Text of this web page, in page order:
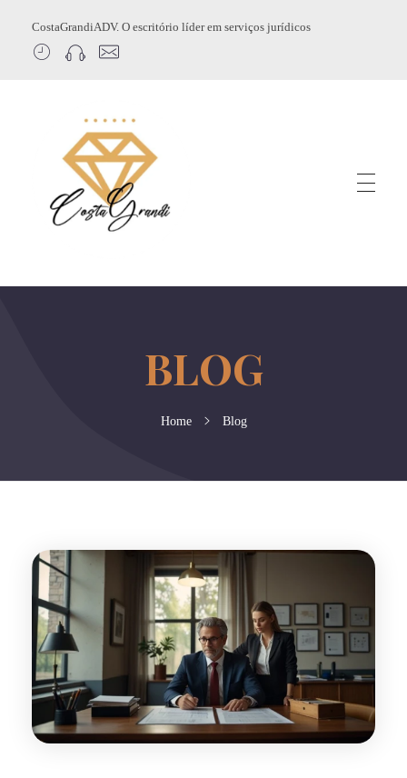
CostaGrandiADV. O escritório líder em serviços jurídicos
Home Blog